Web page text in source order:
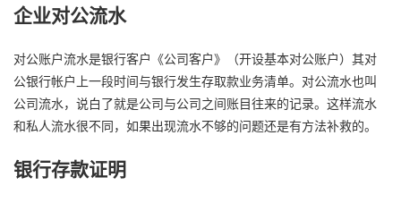
企业对公流水
对公账户流水是银行客户《公司客户》（开设基本对公账户）其对
公银行帐户上一段时间与银行发生存取款业务清单。对公流水也叫
公司流水，说白了就是公司与公司之间账目往来的记录。这样流水
和私人流水很不同，如果出现流水不够的问题还是有方法补救的。
银行存款证明